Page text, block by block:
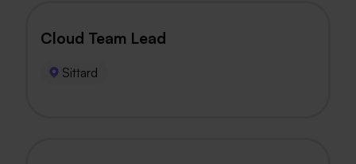
Cloud Team Lead
Sittard